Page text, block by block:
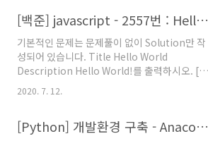
프에 참여했다. 대회를 뜰 줄 모르는 지박령 kriii
를 위해서 격려의 문구를 출력해주자. [
Example Output ] 강한친구 대한육군 강한친
구 대한육군 Solution const printTwice=
(arg)=>{ console.log(arg)
console.log(arg) } printTwice('강한친구 대
컨텐츠를 제작할 수..
[백준] javascript - 2557번 : Hello World
기본적인 문제는 문제풀이 없이 Solution만 작
성되어 있습니다. Title Hello World
Description Hello World!를 출력하시오. [
Example Output ] Hello World! Solution
console.log("Hello World!") 글 읽어주셔서
도록 노력하겠습니다. ​ - TLOWAC 이창훈 -
2020. 7. 12.
[Python] 개발환경 구축 - Anaconda 와 Tensorflow - Jupyter Notebook 종료하기